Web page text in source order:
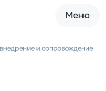
Меню
внедрение и сопровождение